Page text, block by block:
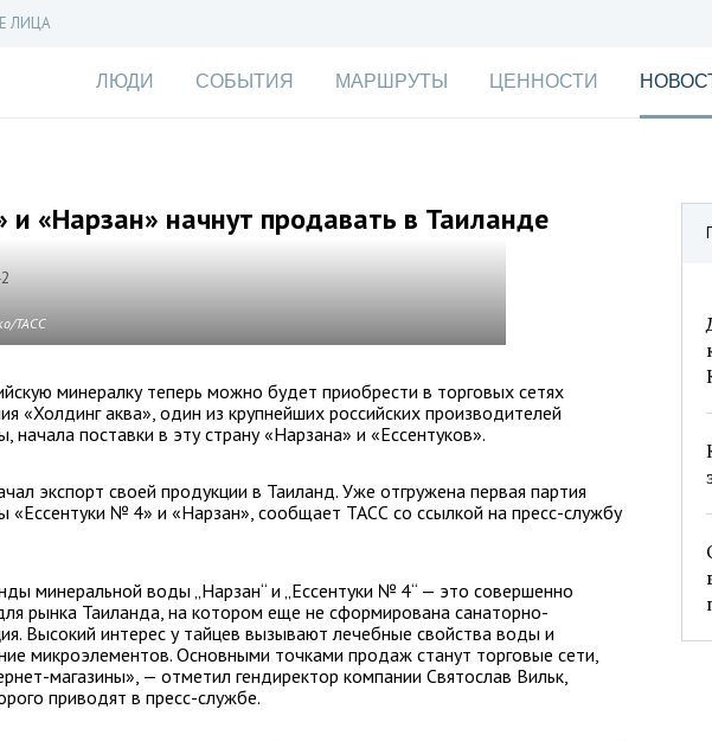
ЛИЦА
ЛЮДИ СОБЫТИЯ МАРШРУТЫ ЦЕННОСТИ
и «Нарзан» начнут продавать в Таиланде
ТАСС
минералку теперь можно будет приобрести в торговых сетях
«Холдинг аква», один из крупнейших российских производителей
начала поставки в эту страну «Нарзана» и «Ессентуков».
экспорт своей продукции в Таиланд. Уже отгружена первая партия
«Ессентуки № 4» и «Нарзан», сообщает ТАСС со ссылкой на пресс-службу
минеральной воды „Нарзан“ и „Ессентуки № 4“ — это совершенно
рынка Таиланда, на котором еще не сформирована санаторно-
Высокий интерес у тайцев вызывают лечебные свойства воды и
микроэлементов. Основными точками продаж станут торговые сети,
магазины», — отметил гендиректор компании Святослав Вильк,
приводят в пресс-службе.